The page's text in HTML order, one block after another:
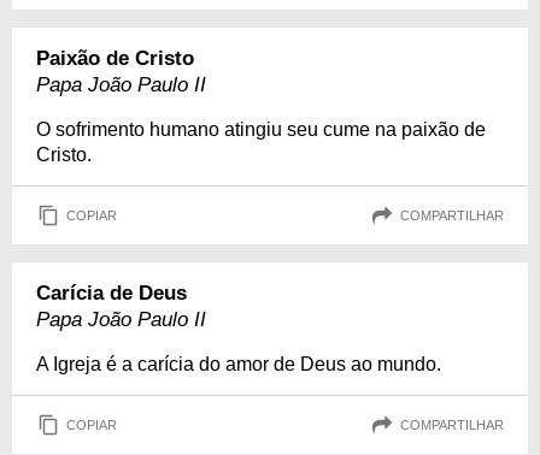
Paixão de Cristo
Papa João Paulo II
O sofrimento humano atingiu seu cume na paixão de
Cristo.
COPIAR COMPARTILHAR
Carícia de Deus
Papa João Paulo II
A Igreja é a carícia do amor de Deus ao mundo.
COPIAR COMPARTILHAR